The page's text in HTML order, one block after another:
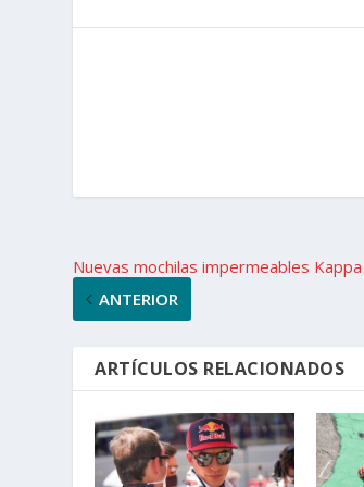
Nuevas mochilas impermeables Kappa
ANTERIOR
ARTÍCULOS RELACIONADOS